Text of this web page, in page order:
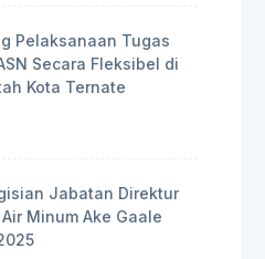
Pelaksanaan Tugas
Secara Fleksibel di
Kota Ternate
Jabatan Direktur
Minum Ake Gaale